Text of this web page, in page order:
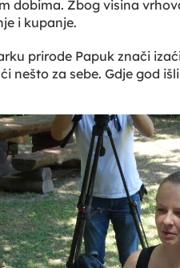
dobima. Zbog visina
i kupanje.
prirode Papuk znači
nešto za sebe. Gdje god